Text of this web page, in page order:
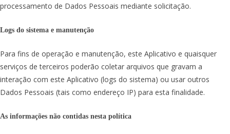
processamento de Dados Pessoais mediante solicitação.
Logs do sistema e manutenção
Para fins de operação e manutenção, este Aplicativo e quaisquer
serviços de terceiros poderão coletar arquivos que gravam a
interação com este Aplicativo (logs do sistema) ou usar outros
Dados Pessoais (tais como endereço IP) para esta finalidade.
As informações não contidas nesta política